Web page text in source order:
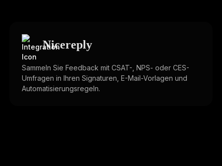
Nicereply
Sammeln Sie Feedback mit CSAT-, NPS- oder CES-
Umfragen in Ihren Signaturen, E-Mail-Vorlagen und
Automatisierungsregeln.